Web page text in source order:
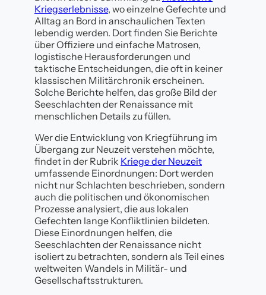
Kriegserlebnisse, wo einzelne Gefechte und
Alltag an Bord in anschaulichen Texten
lebendig werden. Dort finden Sie Berichte
über Offiziere und einfache Matrosen,
logistische Herausforderungen und
taktische Entscheidungen, die oft in keiner
klassischen Militärchronik erscheinen.
Solche Berichte helfen, das große Bild der
Seeschlachten der Renaissance mit
menschlichen Details zu füllen.
Wer die Entwicklung von Kriegführung im
Übergang zur Neuzeit verstehen möchte,
findet in der Rubrik Kriege der Neuzeit
umfassende Einordnungen: Dort werden
nicht nur Schlachten beschrieben, sondern
auch die politischen und ökonomischen
Prozesse analysiert, die aus lokalen
Gefechten lange Konfliktlinien bildeten.
Diese Einordnungen helfen, die
Seeschlachten der Renaissance nicht
isoliert zu betrachten, sondern als Teil eines
weltweiten Wandels in Militär- und
Gesellschaftsstrukturen.